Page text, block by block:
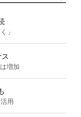
」
増加
用